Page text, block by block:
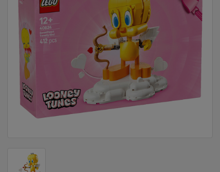
KUĆANSKI
APARATI
ALATI
ENERGIJA